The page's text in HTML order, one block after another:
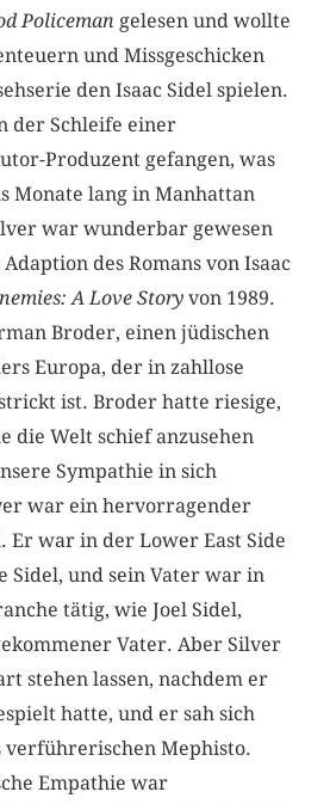
Policeman gelesen und wollte
und Missgeschicken
den Isaac Sidel spielen.
der Schleife einer
Produzent gefangen, was
Monate lang in Manhattan
war wunderbar gewesen
des Romans von Isaac
A Love Story von 1989.
Broder, einen jüdischen
Europa, der in zahllose
ist. Broder hatte riesige,
die Welt schief anzusehen
Sympathie in sich
war ein hervorragender
Er war in der Lower East Side
Sidel, und sein Vater war in
tätig, wie Joel Sidel,
Vater. Aber Silver
stehen lassen, nachdem er
hatte, und er sah sich
verführerischen Mephisto.
Empathie war